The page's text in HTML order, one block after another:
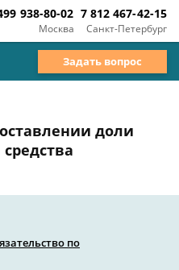
Москва
938-80-02
Санкт-Петербург
7 812 467-42-15
Задать вопрос
доли
по